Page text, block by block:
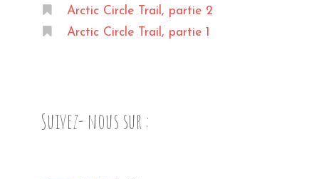
Arctic Circle Trail, partie 2
Arctic Circle Trail, partie 1
Suivez- nous sur :